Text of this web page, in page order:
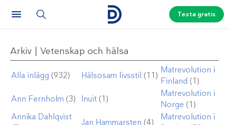
Testa gratis
Arkiv | Vetenskap och hälsa
Alla inlägg (932) Hälsosam livsstil (11)
Matrevolution i
Finland (1)
Ann Fernholm (3) Inuit (1)
Matrevolution i
Norge (1)
Annika Dahlqvist
Jan Hammarsten (4)
Matrevolution i